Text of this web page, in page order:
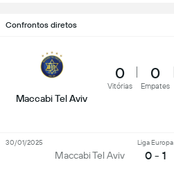
Confrontos diretos
Maccabi Tel Aviv
0
Vitórias
0
Empates
Maccabi Tel Aviv
Liga Europa
0 - 1
30/01/2025